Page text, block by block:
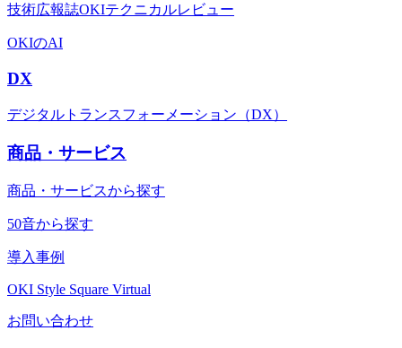
技術広報誌OKIテクニカルレビュー
OKIのAI
DX
デジタルトランスフォーメーション（DX）
商品・サービス
商品・サービスから探す
50音から探す
導入事例
OKI Style Square Virtual
お問い合わせ